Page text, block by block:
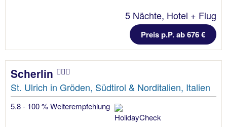
5 Nächte, Hotel + Flug
Preis p.P. ab 676 €
Scherlin
St. Ulrich in Gröden, Südtirol & Norditalien, Italien
5.8 - 100 % Weiterempfehlung